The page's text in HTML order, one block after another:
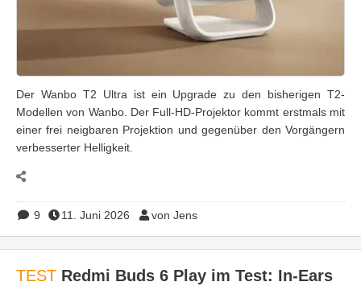
Der Wanbo T2 Ultra ist ein Upgrade zu den bisherigen T2-
Modellen von Wanbo. Der Full-HD-Projektor kommt erstmals mit
einer frei neigbaren Projektion und gegenüber den Vorgängern
verbesserter Helligkeit.
9 11. Juni 2026 von Jens
TEST Redmi Buds 6 Play im Test: In-Ears